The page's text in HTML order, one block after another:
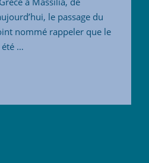
le passage du
nommé rappeler que le
été …